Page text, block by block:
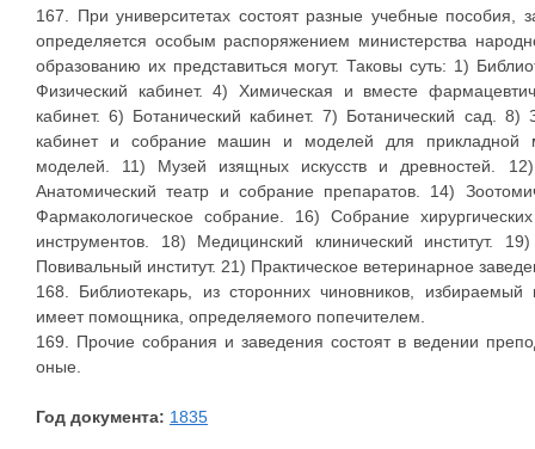
167. При университетах состоят разные учебные пособия,
определяется особым распоряжением министерства
образованию их представиться могут. Таковы суть: 1)
Физический кабинет. 4) Химическая и вместе
кабинет. 6) Ботанический кабинет. 7) Ботанический сад. 8)
кабинет и собрание машин и моделей для прикладной
моделей. 11) Музей изящных искусств и древностей.
Анатомический театр и собрание препаратов. 14)
Фармакологическое собрание. 16) Собрание
инструментов. 18) Медицинский клинический институт.
Повивальный институт. 21) Практическое ветеринарное
168. Библиотекарь, из сторонних чиновников,
имеет помощника, определяемого попечителем.
169. Прочие собрания и заведения состоят в ведении
оные.
Год документа: 1835